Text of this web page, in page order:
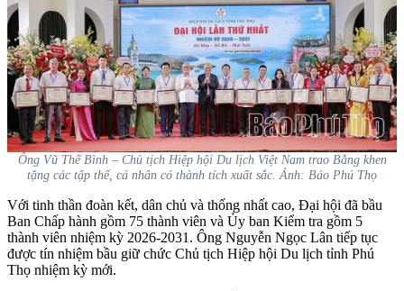
Ông Vũ Thế Bình – Chủ tịch Hiệp hội Du lịch Việt Nam trao Bằng khen
tặng các tập thể, cá nhân có thành tích xuất sắc. Ảnh: Báo Phú Thọ
Với tinh thần đoàn kết, dân chủ và thống nhất cao, Đại hội đã bầu
Ban Chấp hành gồm 75 thành viên và Ủy ban Kiểm tra gồm 5
thành viên nhiệm kỳ 2026-2031. Ông Nguyễn Ngọc Lân tiếp tục
được tín nhiệm bầu giữ chức Chủ tịch Hiệp hội Du lịch tỉnh Phú
Thọ nhiệm kỳ mới.